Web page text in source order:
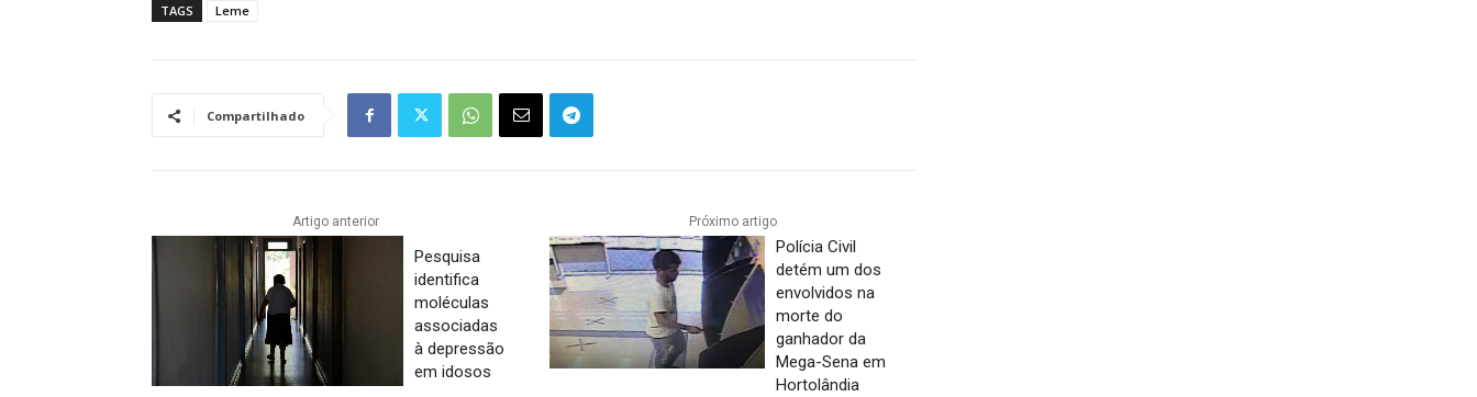
TAGS Leme
Compartilhado
Artigo anterior
Pesquisa
identifica
moléculas
associadas
à depressão
em idosos
Próximo artigo
Polícia Civil
detém um dos
envolvidos na
morte do
ganhador da
Mega-Sena em
Hortolândia